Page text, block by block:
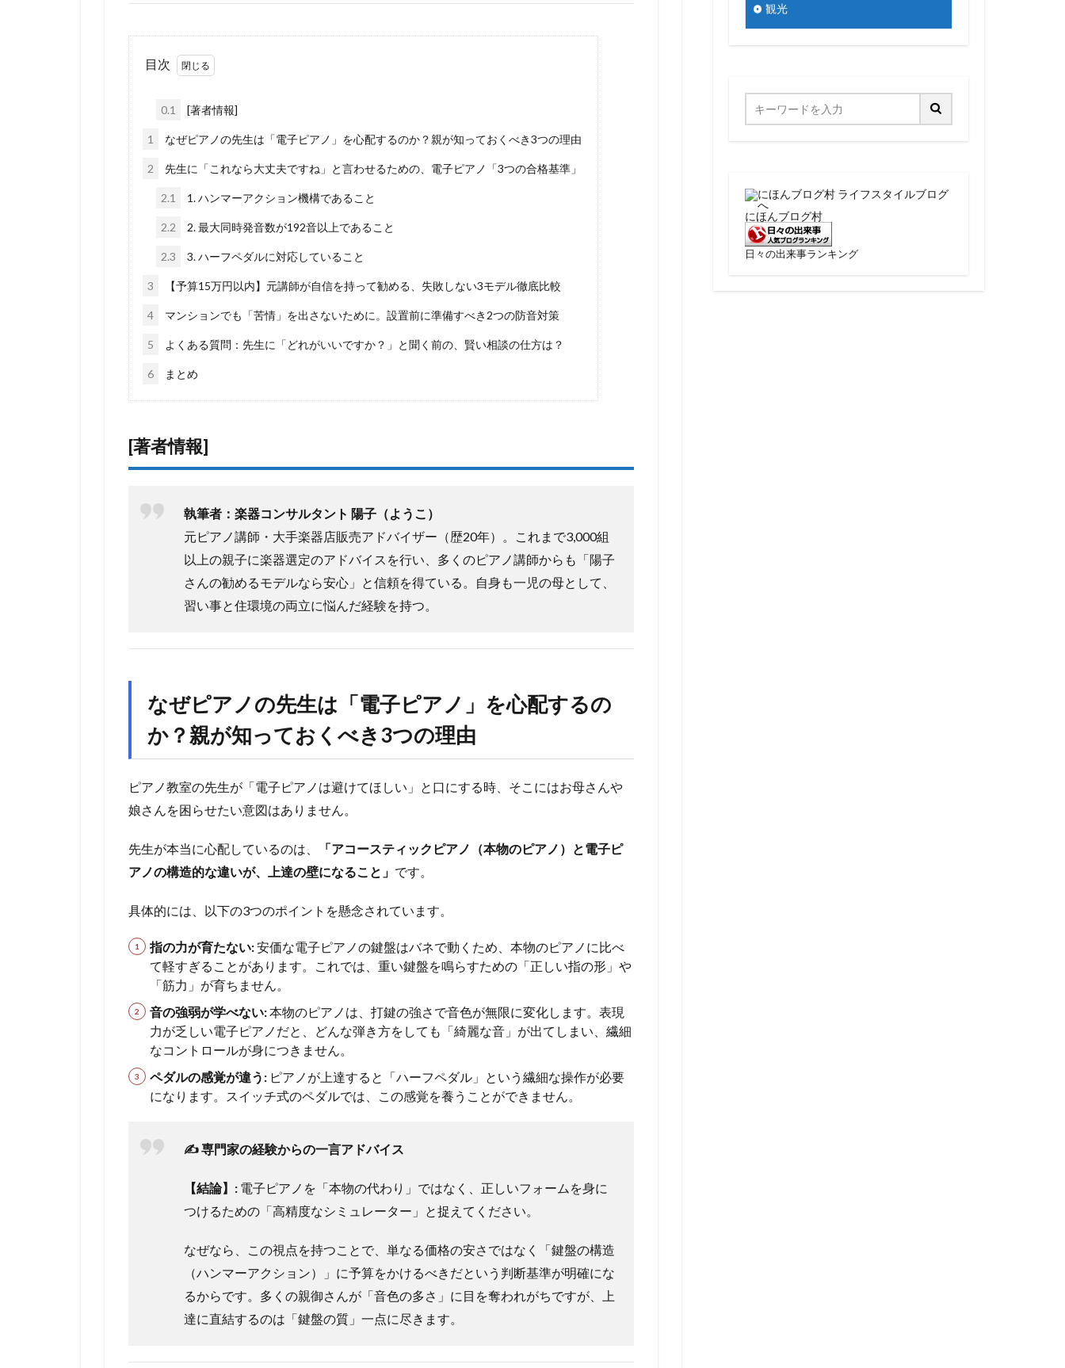
目次
0.1 [著者情報]
1 なぜピアノの先生は「電子ピアノ」を心配するのか？親が知っておくべき3つの理由
2 先生に「これなら大丈夫ですね」と言わせるための、電子ピアノ「3つの合格基準」
2.1 1. ハンマーアクション機構であること
2.2 2. 最大同時発音数が192音以上であること
2.3 3. ハーフペダルに対応していること
3 【予算15万円以内】元講師が自信を持って勧める、失敗しない3モデル徹底比較
4 マンションでも「苦情」を出さないために。設置前に準備すべき2つの防音対策
5 よくある質問：先生に「どれがいいですか？」と聞く前の、賢い相談の仕方は？
6 まとめ
[著者情報]
執筆者：楽器コンサルタント 陽子（ようこ）
元ピアノ講師・大手楽器店販売アドバイザー（歴20年）。これまで3,000組
以上の親子に楽器選定のアドバイスを行い、多くのピアノ講師からも「陽子
さんの勧めるモデルなら安心」と信頼を得ている。自身も一児の母として、
習い事と住環境の両立に悩んだ経験を持つ。
なぜピアノの先生は「電子ピアノ」を心配するの
か？親が知っておくべき3つの理由
ピアノ教室の先生が「電子ピアノは避けてほしい」と口にする時、そこにはお母さんや
娘さんを困らせたい意図はありません。
先生が本当に心配しているのは、
「アコースティックピアノ（本物のピアノ）と電子ピ
アノの構造的な違いが、上達の壁になること」 です。
具体的には、以下の3つのポイントを懸念されています。
指の力が育たない:安価な電子ピアノの鍵盤はバネで動くため、本物のピアノに比べ
て軽すぎることがあります。これでは、重い鍵盤を鳴らすための「正しい指の形」や
「筋力」が育ちません。
音の強弱が学べない:本物のピアノは、打鍵の強さで音色が無限に変化します。表現
力が乏しい電子ピアノだと、どんな弾き方をしても「綺麗な音」が出てしまい、繊細
なコントロールが身につきません。
ペダルの感覚が違う: ピアノが上達すると「ハーフペダル」という繊細な操作が必要
になります。スイッチ式のペダルでは、この感覚を養うことができません。
✍️ 専門家の経験からの一言アドバイス
【結論】: 電子ピアノを「本物の代わり」ではなく、正しいフォームを身に
つけるための「高精度なシミュレーター」と捉えてください。
なぜなら、この視点を持つことで、単なる価格の安さではなく「鍵盤の構造
（ハンマーアクション）」に予算をかけるべきだという判断基準が明確にな
るからです。多くの親御さんが「音色の多さ」に目を奪われがちですが、上
達に直結するのは「鍵盤の質」一点に尽きます。
観光
にほんブログ村
日々の出来事ランキング